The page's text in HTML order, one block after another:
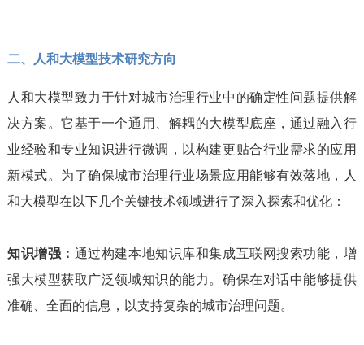
二、人和大模型技术研究方向
人和大模型致力于针对城市治理行业中的确定性问题提供解
决方案。它基于一个通用、解耦的大模型底座，通过融入行
业经验和专业知识进行微调，以构建更贴合行业需求的应用
新模式。为了确保城市治理行业场景应用能够有效落地，人
和大模型在以下几个关键技术领域进行了深入探索和优化：
知识增强： 通过构建本地知识库和集成互联网搜索功能，增
强大模型获取广泛领域知识的能力。确保在对话中能够提供
准确、全面的信息，以支持复杂的城市治理问题。